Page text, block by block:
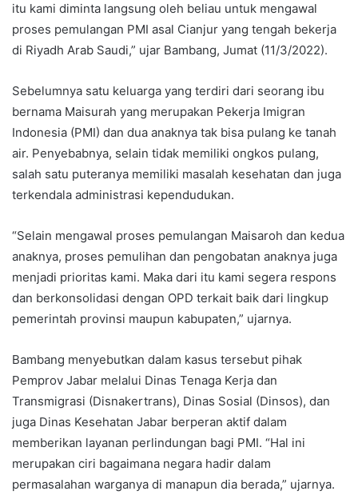
itu kami diminta langsung oleh beliau untuk mengawal
proses pemulangan PMI asal Cianjur yang tengah bekerja
di Riyadh Arab Saudi,” ujar Bambang, Jumat (11/3/2022).
Sebelumnya satu keluarga yang terdiri dari seorang ibu
bernama Maisurah yang merupakan Pekerja Imigran
Indonesia (PMI) dan dua anaknya tak bisa pulang ke tanah
air. Penyebabnya, selain tidak memiliki ongkos pulang,
salah satu puteranya memiliki masalah kesehatan dan juga
terkendala administrasi kependudukan.
“Selain mengawal proses pemulangan Maisaroh dan kedua
anaknya, proses pemulihan dan pengobatan anaknya juga
menjadi prioritas kami. Maka dari itu kami segera respons
dan berkonsolidasi dengan OPD terkait baik dari lingkup
pemerintah provinsi maupun kabupaten,” ujarnya.
Bambang menyebutkan dalam kasus tersebut pihak
Pemprov Jabar melalui Dinas Tenaga Kerja dan
Transmigrasi (Disnakertrans), Dinas Sosial (Dinsos), dan
juga Dinas Kesehatan Jabar berperan aktif dalam
memberikan layanan perlindungan bagi PMI. “Hal ini
merupakan ciri bagaimana negara hadir dalam
permasalahan warganya di manapun dia berada,” ujarnya.